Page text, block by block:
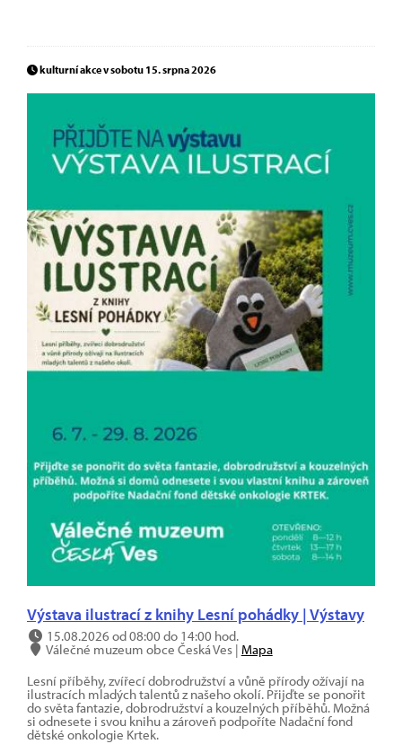
kulturní akce v sobotu 15. srpna 2026
Výstava ilustrací z knihy Lesní pohádky | Výstavy
15.08.2026 od 08:00 do 14:00 hod.
Válečné muzeum obce Česká Ves | Mapa
Lesní příběhy, zvířecí dobrodružství a vůně přírody ožívají na
ilustracích mladých talentů z našeho okolí. Přijďte se ponořit
do světa fantazie, dobrodružství a kouzelných příběhů. Možná
si odnesete i svou knihu a zároveň podpoříte Nadační fond
dětské onkologie Krtek.